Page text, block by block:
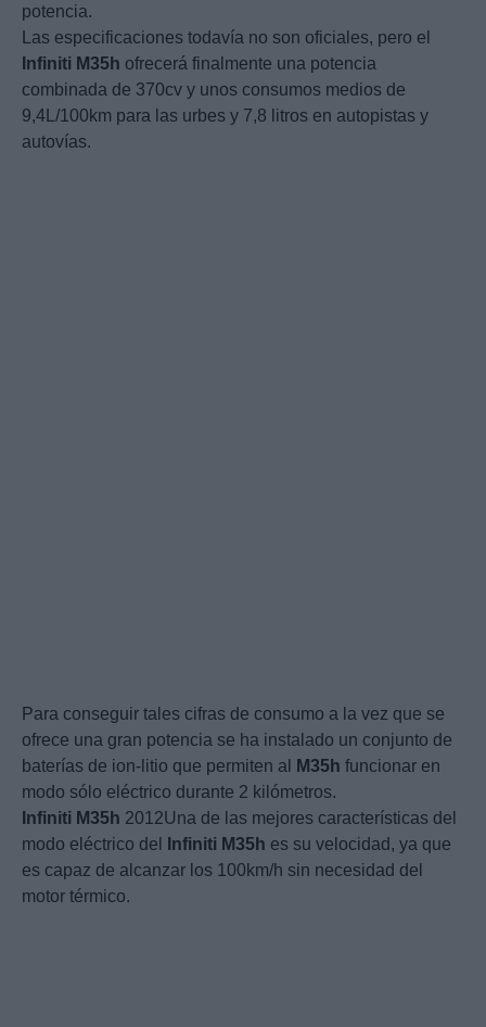
potencia.
Las especificaciones todavía no son oficiales, pero el
Infiniti M35h ofrecerá finalmente una potencia
combinada de 370cv y unos consumos medios de
9,4L/100km para las urbes y 7,8 litros en autopistas y
autovías.
Para conseguir tales cifras de consumo a la vez que se
ofrece una gran potencia se ha instalado un conjunto de
baterías de ion-litio que permiten al
M35h funcionar en
modo sólo eléctrico durante 2 kilómetros.
Infiniti M35h 2012Una de las mejores características del
modo eléctrico del
Infiniti M35h es su velocidad, ya que
es capaz de alcanzar los 100km/h sin necesidad del
motor térmico.